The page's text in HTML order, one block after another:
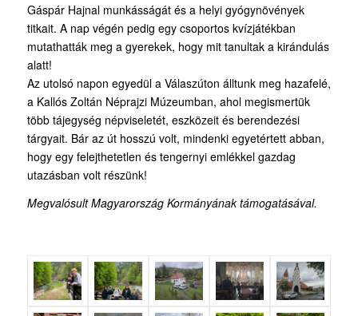
Gáspár Hajnal munkásságát és a helyi gyógynövények
titkait. A nap végén pedig egy csoportos kvízjátékban
mutathatták meg a gyerekek, hogy mit tanultak a kirándulás
alatt!
Az utolsó napon egyedül a Válaszúton álltunk meg hazafelé,
a Kallós Zoltán Néprajzi Múzeumban, ahol megismertük
több tájegység népviseletét, eszközeit és berendezési
tárgyait. Bár az út hosszú volt, mindenki egyetértett abban,
hogy egy felejthetetlen és tengernyi emlékkel gazdag
utazásban volt részünk!
Megvalósult Magyarország Kormányának támogatásával.